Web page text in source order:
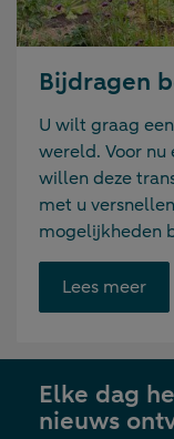
Bijdragen
U wilt graag
wereld. Voor nu
willen deze
met u
mogelijkheden
Lees meer
link
tab
Elke dag
nieuws